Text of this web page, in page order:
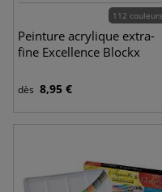
112 couleurs
Peinture acrylique extra-
fine Excellence Blockx
dès 8,95 €